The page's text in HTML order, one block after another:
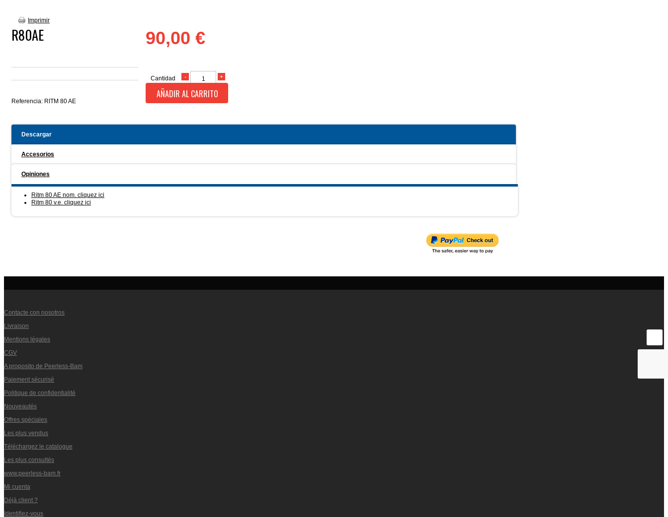
Imprimir
R80AE
Referencia: RITM 80 AE
90,00 €
Cantidad
AÑADIR AL CARRITO
Descargar
Accesorios
Opiniones
Ritm 80 AE nom. cliquez ici
Ritm 80 v.e. cliquez ici
Contacte con nosotros
Livraison
Mentions légales
CGV
A proposito de Peerless-Bam
Paiement sécurisé
Politique de confidentialité
Nouveautés
Offres spéciales
Les plus vendus
Téléchargez le catalogue
Les plus consultés
www.peerless-bam.fr
Mi cuenta
Déjà client ?
Identifiez-vous